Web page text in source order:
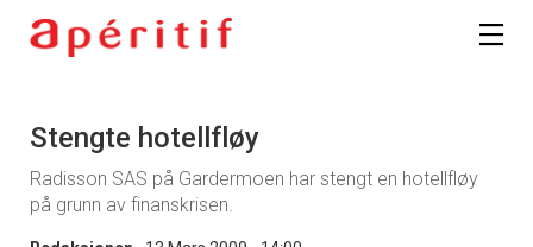
Stengte hotellfløy
Radisson SAS på Gardermoen har stengt en hotellfløy
på grunn av finanskrisen.